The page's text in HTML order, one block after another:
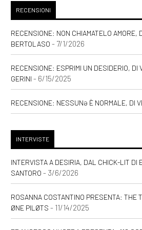
RECENSIONI
RECENSIONE: NON CHIAMATELO AMORE,
BERTOLASO - 7/1/2026
RECENSIONE: ESPRIMI UN DESIDERIO, DI
GERINI - 6/15/2025
RECENSIONE: NESSUNƏ È NORMALE, DI
INTERVISTE
INTERVISTA A DESIRIA, DAL CHICK-LIT DI
SANTORO - 3/6/2026
ROSANNA COSTANTINO PRESENTA: THE
ØNE PILØTS - 11/14/2025